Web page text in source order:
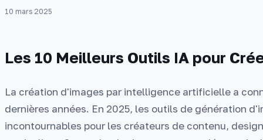
10 mars 2025
Les 10 Meilleurs Outils IA pour
La création d'images par intelligence artificielle a
dernières années. En 2025, les outils de génération
incontournables pour les créateurs de contenu,